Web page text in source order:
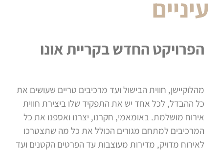
עיניים
הפרויקט החדש בקריית אונו
מהלוקיישן, חווית הבישול ועד מרכיבים טריים שעושים את
כל ההבדל, לכל אחד יש את התפקיד שלו ביצירת חווית
אירוח מושלמת. באומאמי, חקרנו, יצרנו ואספנו את כל
המרכיבים למתחם מגורים הכולל את כל מה שתצטרכו
לאירוח מדויק, מדירות מעוצבות עד הפרטים הקטנים ועד